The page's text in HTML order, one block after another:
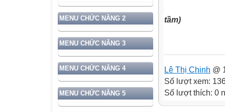
MENU CHỨC NĂNG 2
MENU CHỨC NĂNG 3
MENU CHỨC NĂNG 4
MENU CHỨC NĂNG 5
tầm)
Lê Thị Chinh @
Số lượt xem:
Số lượt thích: 0